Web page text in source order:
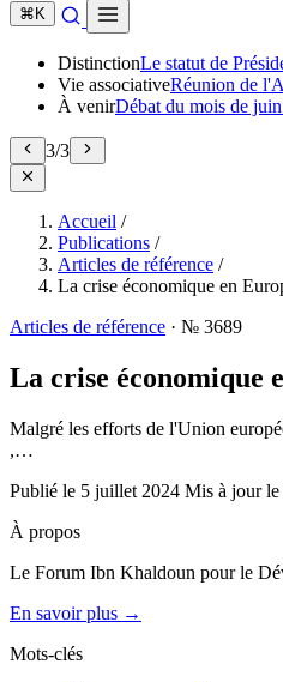
⌘ K
DistinctionLe statut de
Vie associativeRéunion de
À venirDébat du mois de
3/3
Accueil /
Publications /
Articles de référence /
La crise économique en
Articles de référence · № 3689
La crise économique
Malgré les efforts de l'Union
,…
Publié le 5 juillet 2024 Mis à jour le
À propos
Le Forum Ibn Khaldoun pour le
En savoir plus →
Mots-clés